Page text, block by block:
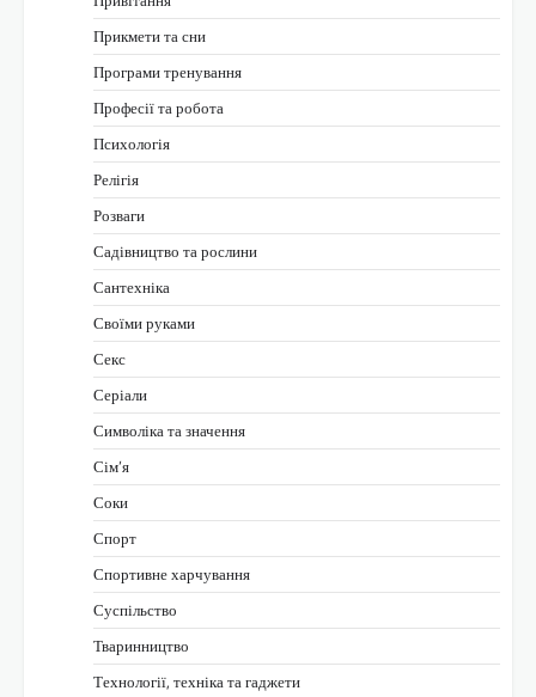
Прикмети та сни
Програми тренування
Професії та робота
Психологія
Релігія
Розваги
Садівництво та рослини
Сантехніка
Своїми руками
Секс
Серіали
Символіка та значення
Сім’я
Соки
Спорт
Спортивне харчування
Суспільство
Тваринництво
Технології, техніка та гаджети